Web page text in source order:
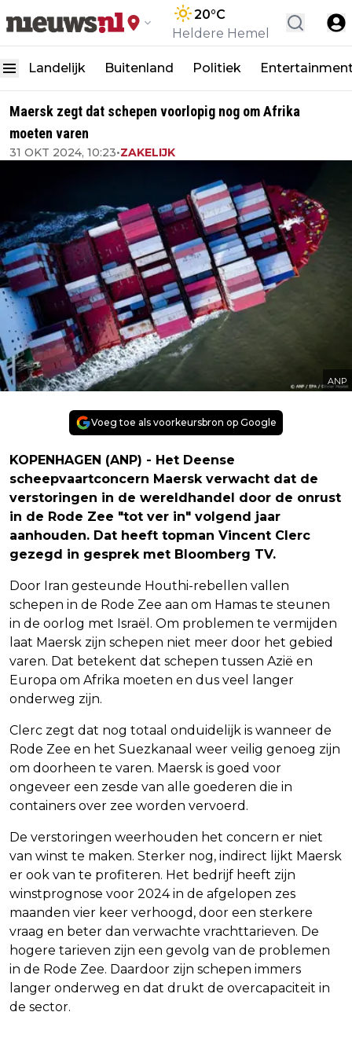
20°C
Heldere Hemel
Landelijk Buitenland Politiek
Maersk zegt dat schepen voorlopig nog om Afrika
moeten varen
31 OKT 2024, 10:23•ZAKELIJK
ANP
Voeg toe als voorkeursbron op Google
KOPENHAGEN (ANP) - Het Deense
scheepvaartconcern Maersk verwacht dat de
verstoringen in de wereldhandel door de onrust
in de Rode Zee "tot ver in" volgend jaar
aanhouden. Dat heeft topman Vincent Clerc
gezegd in gesprek met Bloomberg TV.
Door Iran gesteunde Houthi-rebellen vallen
schepen in de Rode Zee aan om Hamas te steunen
in de oorlog met Israël. Om problemen te vermijden
laat Maersk zijn schepen niet meer door het gebied
varen. Dat betekent dat schepen tussen Azië en
Europa om Afrika moeten en dus veel langer
onderweg zijn.
Clerc zegt dat nog totaal onduidelijk is wanneer de
Rode Zee en het Suezkanaal weer veilig genoeg zijn
om doorheen te varen. Maersk is goed voor
ongeveer een zesde van alle goederen die in
containers over zee worden vervoerd.
De verstoringen weerhouden het concern er niet
van winst te maken. Sterker nog, indirect lijkt Maersk
er ook van te profiteren. Het bedrijf heeft zijn
winstprognose voor 2024 in de afgelopen zes
maanden vier keer verhoogd, door een sterkere
vraag en beter dan verwachte vrachttarieven. De
hogere tarieven zijn een gevolg van de problemen
in de Rode Zee. Daardoor zijn schepen immers
langer onderweg en dat drukt de overcapaciteit in
de sector.